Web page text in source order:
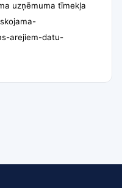
uzņēmuma tīmekļa
arejiem-datu-